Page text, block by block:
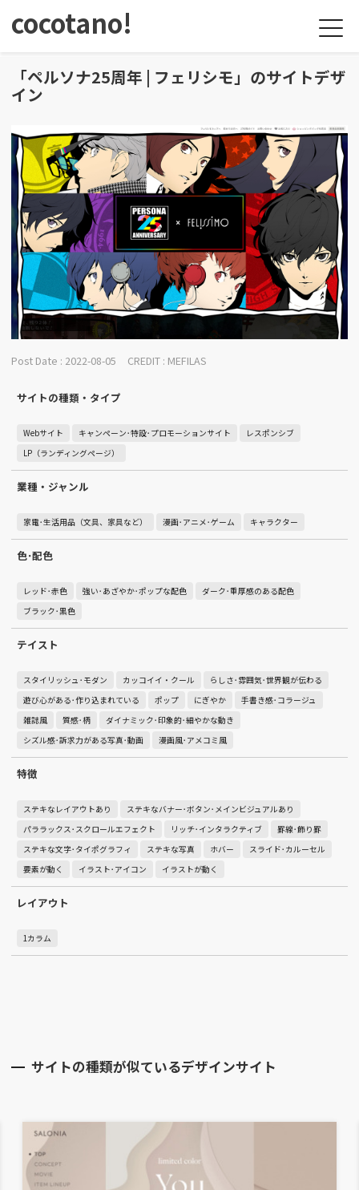
cocotano!
「ペルソナ25周年 | フェリシモ」のサイトデザ
イン
Post Date : 2022-08-05 CREDIT : MEFILAS
サイトの種類・タイプ
Webサイト キャンペーン･特設･プロモーションサイト
レスポンシブ
LP（ランディングページ）
業種・ジャンル
家電･生活用品（文具、家具など） 漫画･アニメ･ゲーム キャラクター
色･配色
レッド･赤色 強い･あざやか･ポップな配色
ダーク･重厚感のある配色
ブラック･黒色
テイスト
スタイリッシュ･モダン カッコイイ・クール
らしさ･雰囲気･世界観が伝わる
遊び心がある･作り込まれている
ポップ にぎやか
手書き感･コラージュ
雑誌風
質感･柄
ダイナミック･印象的･細やかな動き
シズル感･訴求力がある写真･動画
漫画風･アメコミ風
特徴
ステキなレイアウトあり
ステキなバナー･ボタン･メインビジュアルあり
パララックス･スクロールエフェクト
リッチ･インタラクティブ
罫線･飾り罫
ステキな文字･タイポグラフィ
ステキな写真 ホバー
スライド･カルーセル
要素が動く
イラスト･アイコン イラストが動く
レイアウト
1カラム
サイトの種類が似ているデザインサイト